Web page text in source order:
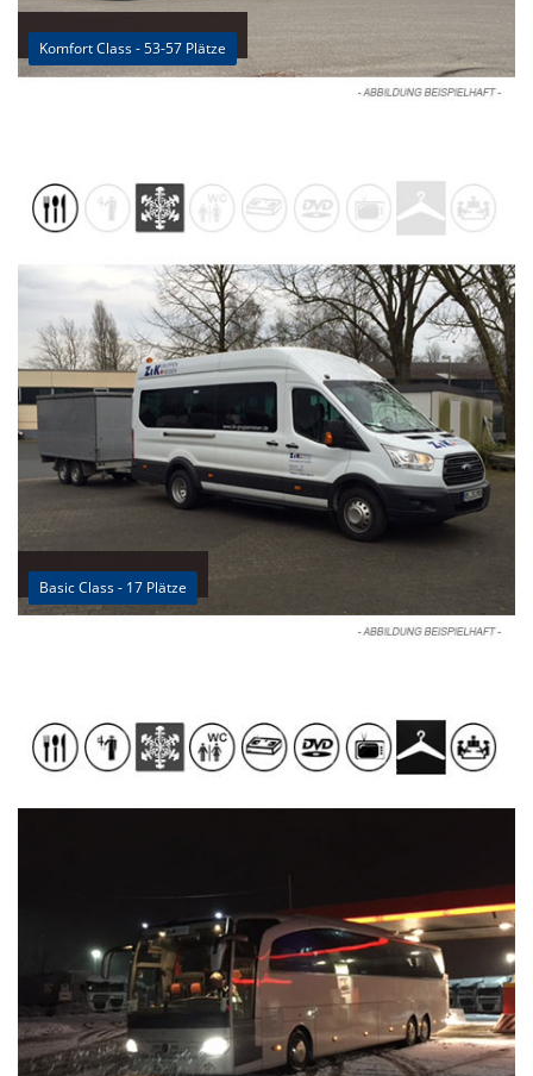
Komfort Class - 53-57 Plätze
Basic Class - 17 Plätze